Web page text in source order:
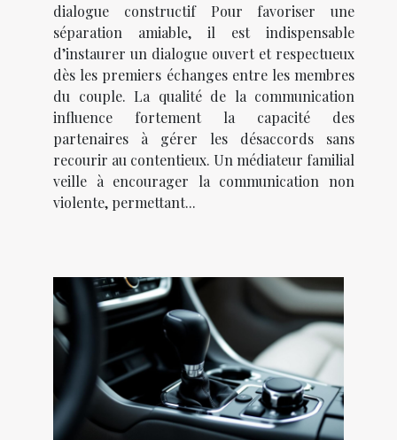
dialogue constructif Pour favoriser une
séparation amiable, il est indispensable
d’instaurer un dialogue ouvert et respectueux
dès les premiers échanges entre les membres
du couple. La qualité de la communication
influence fortement la capacité des
partenaires à gérer les désaccords sans
recourir au contentieux. Un médiateur familial
veille à encourager la communication non
violente, permettant...